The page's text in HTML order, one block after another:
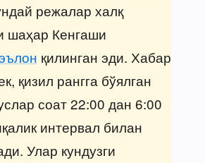
режалар халқ
шаҳар Кенгаши
қилинган эди. Хабар
қизил рангга бўялган
соат 22:00 дан 6:00
интервал билан
Улар кундузги